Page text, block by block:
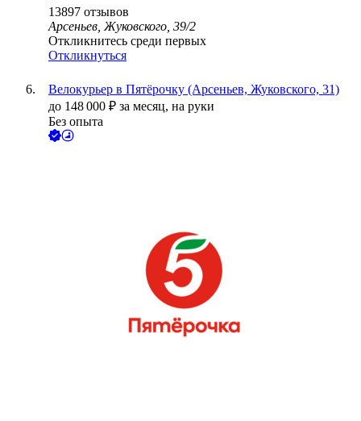
13897 отзывов
Арсеньев, Жуковского, 39/2
Откликнитесь среди первых
Откликнуться
Велокурьер в Пятёрочку (Арсеньев, Жуковского, 31)
до 148 000 ₽ за месяц, на руки
Без опыта